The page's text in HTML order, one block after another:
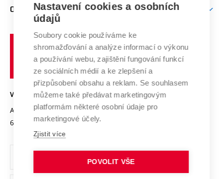
E-přihláška
Doktorské studium
Podpora podnikání
Mezinárodní vědecká rada
Systém zajišťování kvality výzkumu
Výzkumné infrastruktury
Transfer znalostí
Open Science
Projekty
Projekty ze strukturálních fondů
Specifický výzkum
Zahraniční spolupráce
Spolupráce se školami
Služby univerzity
Mezinárodní dohody
Univerzitní sítě
O UNIVERZITĚ
Profil univerzity
Udržitelná univerzita
Podnikavá univerzita / ContriBUTe
Bezpečná univerzita
Vyznamenání
Organizační struktura
Ochrana osobních údajů
učení
technické
VYSOKÉ UČENÍ TECHNICKÉ V BRNĚ
Antonínská 548/1
602 00 Brno
www.vut.cz
vut@vutbr.cz
Nastavení cookies a osobních
údajů
Soubory cookie používáme ke
shromažďování a analýze informací o výkonu
a používání webu, zajištění fungování funkcí
ze sociálních médií a ke zlepšení a
přizpůsobení obsahu a reklam. Se souhlasem
můžeme také předávat marketingovým
platformám některé osobní údaje pro
marketingové účely.
Zjistit více
POVOLIT VŠE